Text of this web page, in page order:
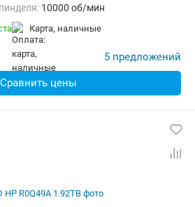
10000 об/мин
карта, наличные
5 предложений
Сравнить цены